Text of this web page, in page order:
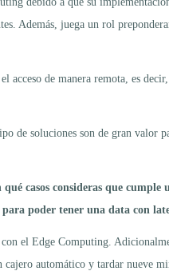
Además, juega un rol
de manera remota, es
de soluciones son de gran
qué casos consideras que
poder tener una data con
el Edge Computing.
automático y tardar nueve